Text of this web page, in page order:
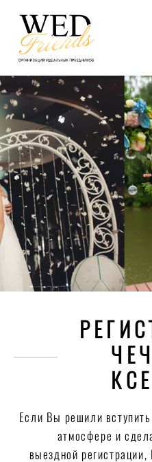
Если Вы решили
атмосфере и
выездной регистрации,